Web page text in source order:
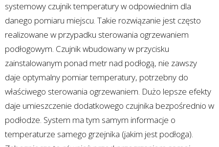
systemowy czujnik temperatury w odpowiednim dla
danego pomiaru miejscu. Takie rozwiązanie jest często
realizowane w przypadku sterowania ogrzewaniem
podłogowym. Czujnik wbudowany w przycisku
zainstalowanym ponad metr nad podłogą, nie zawszy
daje optymalny pomiar temperatury, potrzebny do
właściwego sterowania ogrzewaniem. Dużo lepsze efekty
daje umieszczenie dodatkowego czujnika bezpośrednio w
podłodze. System ma tym samym informacje o
temperaturze samego grzejnika (jakim jest podłoga).